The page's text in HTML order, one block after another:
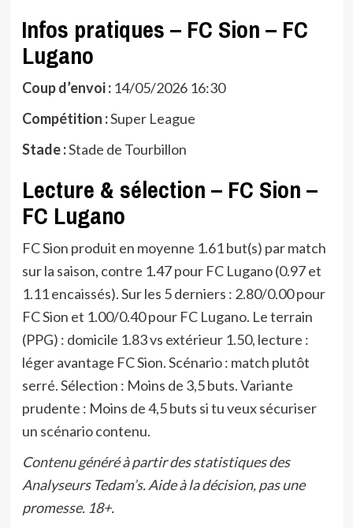
Infos pratiques – FC Sion – FC
Lugano
Coup d’envoi :14/05/2026 16:30
Compétition :Super League
Stade :Stade de Tourbillon
Lecture & sélection – FC Sion –
FC Lugano
FC Sion produit en moyenne 1.61 but(s) par match
sur la saison, contre 1.47 pour FC Lugano (0.97 et
1.11 encaissés). Sur les 5 derniers : 2.80/0.00 pour
FC Sion et 1.00/0.40 pour FC Lugano. Le terrain
(PPG) : domicile 1.83 vs extérieur 1.50, lecture :
léger avantage FC Sion. Scénario : match plutôt
serré. Sélection : Moins de 3,5 buts. Variante
prudente : Moins de 4,5 buts si tu veux sécuriser
un scénario contenu.
Contenu généré à partir des statistiques des
Analyseurs Tedam’s. Aide à la décision, pas une
promesse. 18+.